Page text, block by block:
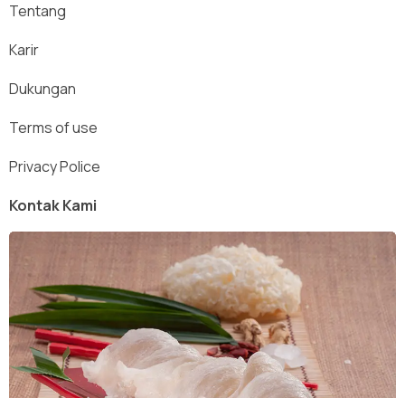
X
Tentang
Karir
Dukungan
Terms of use
Privacy Police
Kontak Kami